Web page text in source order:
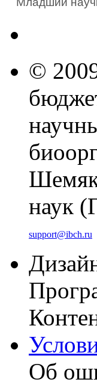
©
наук
support@ibch.ru
Об